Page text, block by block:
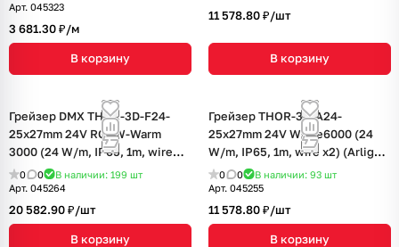
Арт. 045323
3 681.30 ₽/м
В корзину
11 578.80 ₽/шт
В корзину
Грейзер DMX THOR-3D-F24-
25x27mm 24V RGBW-Warm
3000 (24 W/m, IP65, 1m, wire
x2) (Arlight, Силикон)
0 0 В наличии: 199 шт
Арт. 045264
20 582.90 ₽/шт
В корзину
Грейзер THOR-3D-A24-
25x27mm 24V White6000 (24
W/m, IP65, 1m, wire x2) (Arlight,
Вывод прямой, 3 года)
0 0 В наличии: 93 шт
Арт. 045255
11 578.80 ₽/шт
В корзину